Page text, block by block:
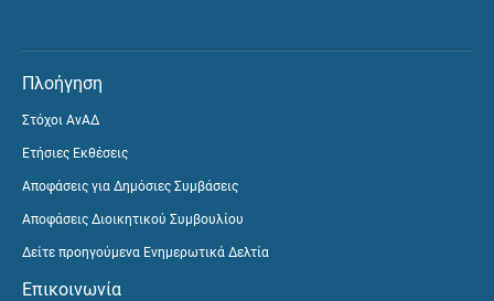
Πλοήγηση
Στόχοι ΑνΑΔ
Ετήσιες Εκθέσεις
Αποφάσεις για Δημόσιες Συμβάσεις
Αποφάσεις Διοικητικού Συμβουλίου
Δείτε προηγούμενα Ενημερωτικά Δελτία
Επικοινωνία